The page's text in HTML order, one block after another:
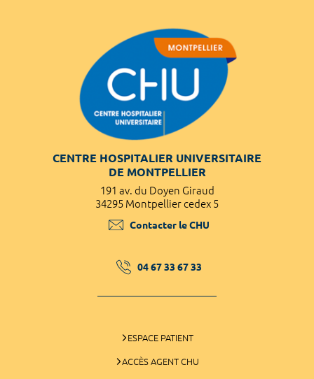
CENTRE HOSPITALIER UNIVERSITAIRE
DE MONTPELLIER
191 av. du Doyen Giraud
34295 Montpellier cedex 5
Contacter le CHU
04 67 33 67 33
ESPACE PATIENT
ACCÈS AGENT CHU